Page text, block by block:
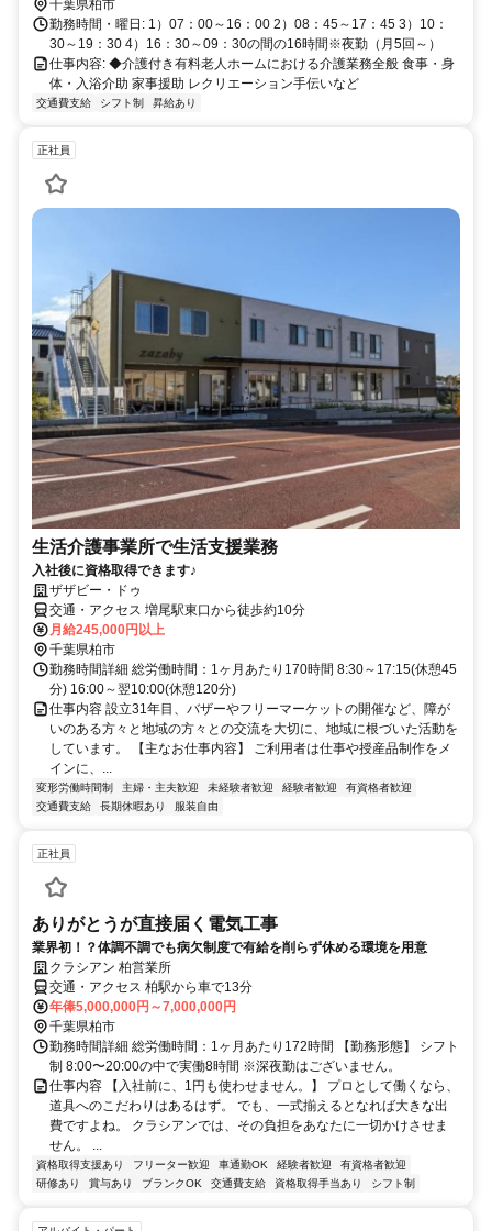
千葉県柏市
勤務時間・曜日: 1）07：00～16：00 2）08：45～17：45 3）10：
30～19：30 4）16：30～09：30の間の16時間※夜勤（月5回～）
仕事内容: ◆介護付き有料老人ホームにおける介護業務全般 食事・身
体・入浴介助 家事援助 レクリエーション手伝いなど
交通費支給 シフト制 昇給あり
正社員
生活介護事業所で生活支援業務
入社後に資格取得できます♪
ザザビー・ドゥ
交通・アクセス 増尾駅東口から徒歩約10分
月給245,000円以上
千葉県柏市
勤務時間詳細 総労働時間：1ヶ月あたり170時間 8:30～17:15(休憩45
分) 16:00～翌10:00(休憩120分)
仕事内容 設立31年目、バザーやフリーマーケットの開催など、障が
いのある方々と地域の方々との交流を大切に、地域に根づいた活動を
しています。 【主なお仕事内容】 ご利用者は仕事や授産品制作をメ
インに、...
変形労働時間制 主婦・主夫歓迎 未経験者歓迎 経験者歓迎
有資格者歓迎
交通費支給
長期休暇あり 服装自由
正社員
ありがとうが直接届く電気工事
業界初！？体調不調でも病欠制度で有給を削らず休める環境を用意
クラシアン 柏営業所
交通・アクセス 柏駅から車で13分
年俸5,000,000円～7,000,000円
千葉県柏市
勤務時間詳細 総労働時間：1ヶ月あたり172時間 【勤務形態】 シフト
制 8:00〜20:00の中で実働8時間 ※深夜勤はございません。
仕事内容 【入社前に、1円も使わせません。】 プロとして働くなら、
道具へのこだわりはあるはず。 でも、一式揃えるとなれば大きな出
費ですよね。 クラシアンでは、その負担をあなたに一切かけさせま
せん。 ...
資格取得支援あり フリーター歓迎 車通勤OK 経験者歓迎
有資格者歓迎
研修あり
賞与あり ブランクOK 交通費支給 資格取得手当あり シフト制